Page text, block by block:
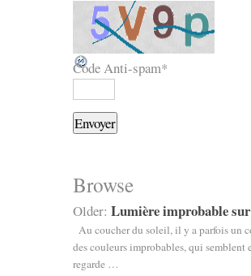
Code Anti-spam*
Browse
Older: Lumière improbable
Au coucher du soleil, il y a parfois un
des couleurs improbables, qui
regarde …